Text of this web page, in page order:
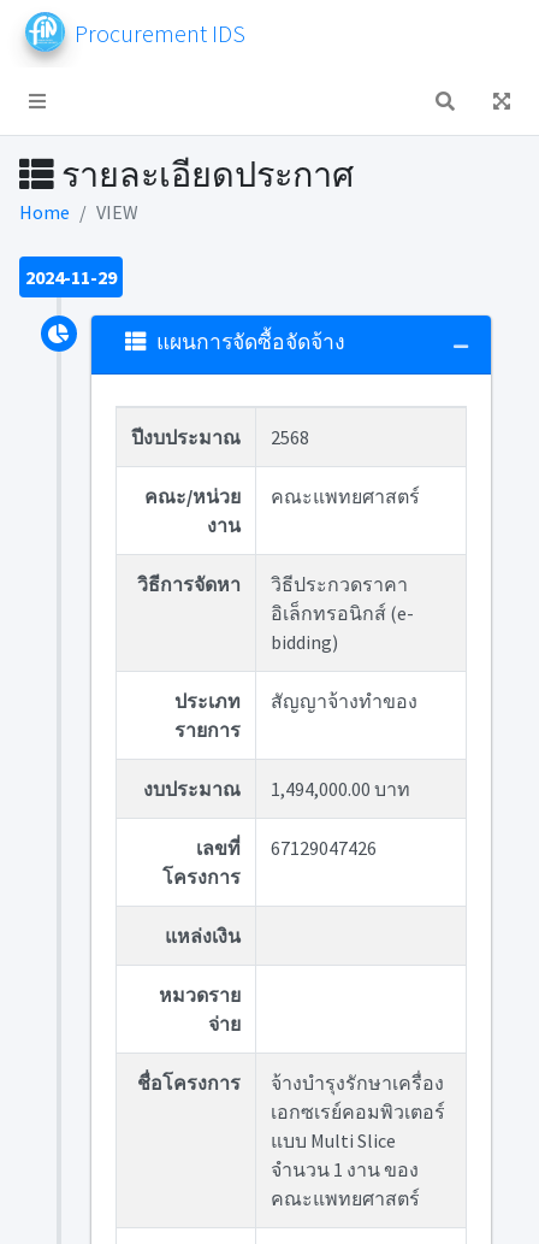
Procurement IDS
รายละเอียดประกาศ
Home VIEW
2024-11-29
แผนการจัดซื้อจัดจ้าง
ปีงบประมาณ 2568
คณะ/หน่วย
งาน
คณะแพทยศาสตร์
วิธีการจัดหา
วิธีประกวดราคา
อิเล็กทรอนิกส์ (e-
bidding)
ประเภท
รายการ
สัญญาจ้างทำของ
งบประมาณ 1,494,000.00 บาท
เลขที่
โครงการ
67129047426
แหล่งเงิน
หมวดราย
จ่าย
ชื่อโครงการ
จ้างบำรุงรักษาเครื่อง
เอกซเรย์คอมพิวเตอร์
แบบ Multi Slice
จำนวน 1 งาน ของ
คณะแพทยศาสตร์